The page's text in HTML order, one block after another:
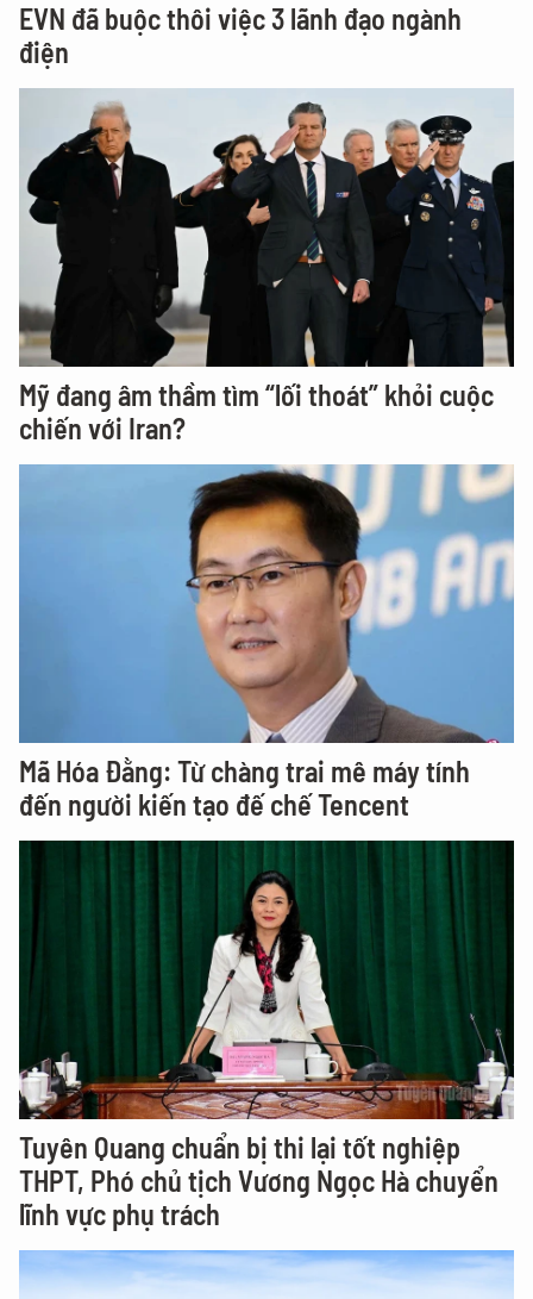
EVN đã buộc thôi việc 3 lãnh đạo ngành
điện
Mỹ đang âm thầm tìm “lối thoát” khỏi cuộc
chiến với Iran?
Mã Hóa Đằng: Từ chàng trai mê máy tính
đến người kiến tạo đế chế Tencent
Tuyên Quang chuẩn bị thi lại tốt nghiệp
THPT, Phó chủ tịch Vương Ngọc Hà chuyển
lĩnh vực phụ trách